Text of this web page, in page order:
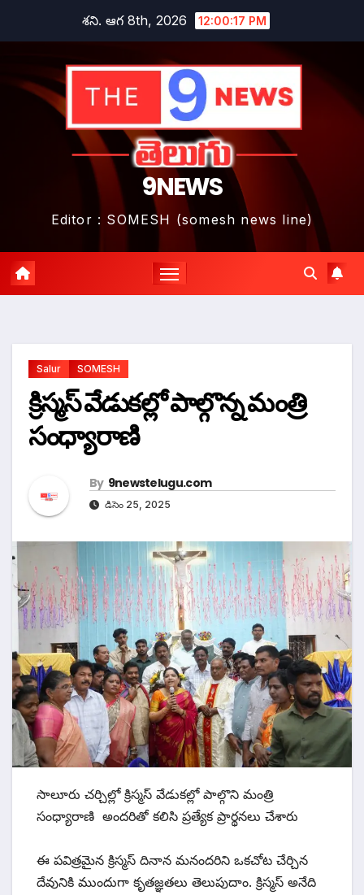
శని. ఆగ 8th, 2026 12:00:18 PM
9NEWS
Editor : SOMESH (somesh news line)
Salur SOMESH
క్రిస్మస్ వేడుకల్లో పాల్గొన్న మంత్రి
సంధ్యారాణి
By 9newstelugu.com
డిసెం 25, 2025
సాలూరు చర్చిల్లో క్రిస్మస్ వేడుకల్లో పాల్గొని మంత్రి
సంధ్యారాణి అందరితో కలిసి ప్రత్యేక ప్రార్థనలు చేశారు
ఈ పవిత్రమైన క్రిస్మస్ దినాన మనందరిని ఒకచోట చేర్చిన
దేవునికి ముందుగా కృతజ్ఞతలు తెలుపుదాం. క్రిస్మస్ అనేది